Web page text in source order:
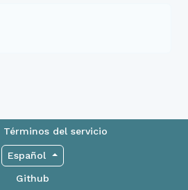
Términos del servicio
Español
Github